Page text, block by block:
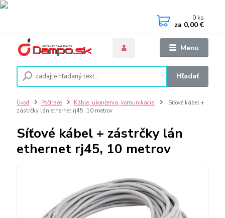
Menu
Hľadať
0 ks
za 0,00 €
Úvod Počítače Káble, ukončenia, komunikácia
Síťové kábel +
zástrčky lán ethernet rj45, 10 metrov
Síťové kábel + zástrčky lán
ethernet rj45, 10 metrov